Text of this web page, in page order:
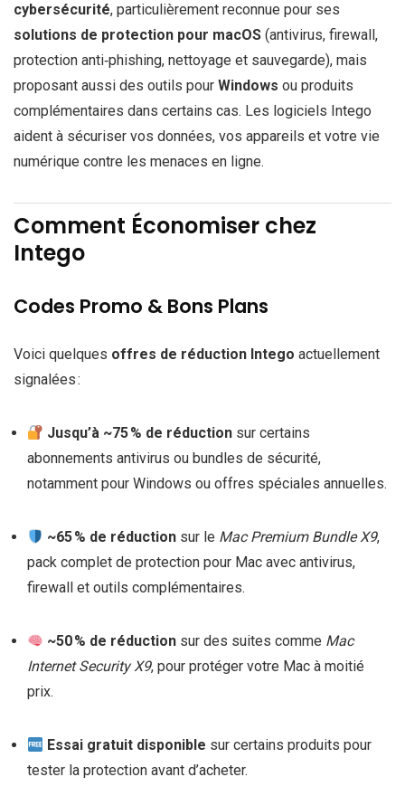
cybersécurité, particulièrement reconnue pour ses
solutions de protection pour macOS (antivirus, firewall,
protection anti‑phishing, nettoyage et sauvegarde), mais
proposant aussi des outils pour Windows ou produits
complémentaires dans certains cas. Les logiciels Intego
aident à sécuriser vos données, vos appareils et votre vie
numérique contre les menaces en ligne.
Comment Économiser chez
Intego
Codes Promo & Bons Plans
Voici quelques offres de réduction Intego actuellement
signalées :
Jusqu’à ~75 % de réduction sur certains
abonnements antivirus ou bundles de sécurité,
notamment pour Windows ou offres spéciales annuelles.
~65 % de réduction sur le Mac Premium Bundle X9,
pack complet de protection pour Mac avec antivirus,
firewall et outils complémentaires.
~50 % de réduction sur des suites comme Mac
Internet Security X9, pour protéger votre Mac à moitié
prix.
Essai gratuit disponible sur certains produits pour
tester la protection avant d’acheter.